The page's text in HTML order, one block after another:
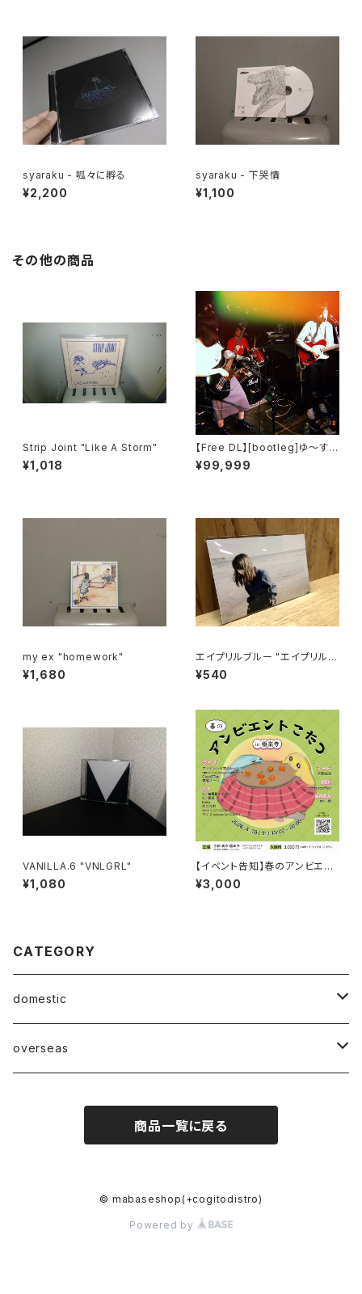
syaraku - 呱々に孵る
¥2,200
syaraku - 下哭情
¥1,100
その他の商品
Strip Joint "Like A Storm"
¥1,018
【Free DL】[bootleg​]​ゆ～すほ
すてる - いかないで～​/​解散​
¥99,999
my ex "homework"
¥1,680
エイプリルブルー "エイプリルブ
ルーEP"
¥540
VANILLA.6 "VNLGRL"
¥1,080
【イベント告知】春のアンビエン
トこたつin極楽寺
¥3,000
CATEGORY
domestic
Mabase Records[マバセレコーズ]
overseas
商品一覧に戻る
© mabaseshop(+cogitodistro)
Powered by